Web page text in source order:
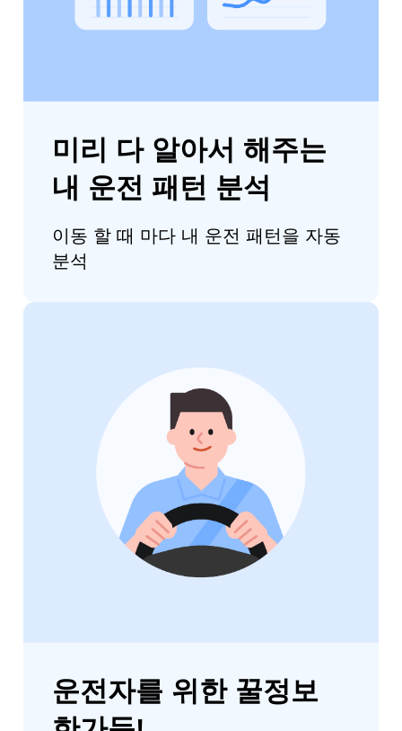
미리 다 알아서 해주는
내 운전 패턴 분석
이동 할 때 마다 내 운전 패턴을 자동
분석
운전자를 위한 꿀정보